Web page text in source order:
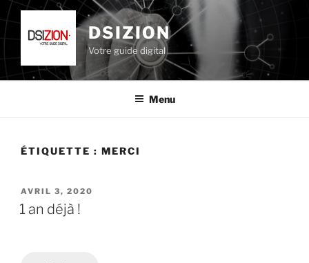
Aller
au
contenu
DSIZION
Votre guide digital
Menu
ÉTIQUETTE : MERCI
PUBLIÉ
LE
AVRIL 3, 2020
1 an déjà !